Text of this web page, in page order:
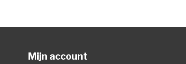
Mijn account